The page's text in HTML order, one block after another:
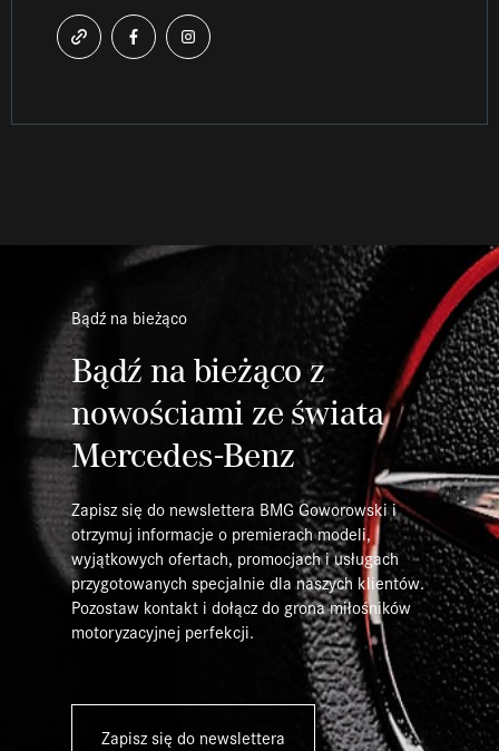
Bądź na bieżąco
Bądź na bieżąco z
nowościami ze świata
Mercedes-Benz
Zapisz się do newslettera BMG Goworowski i
otrzymuj informacje o premierach modeli,
wyjątkowych ofertach, promocjach i usługach
przygotowanych specjalnie dla naszych klientów.
Pozostaw kontakt i dołącz do grona miłośników
motoryzacyjnej perfekcji.
Zapisz się do newslettera